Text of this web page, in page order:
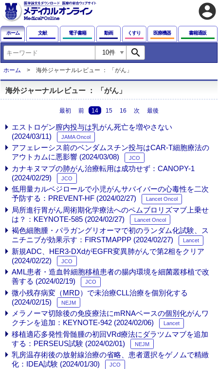
account_circle
ホーム 文献 電子書籍 動画 くすり 医療機器 書籍通販
search
ホーム 海外ジャーナルレビュー ： 「がん」
海外ジャーナルレビュー ： 「がん」
最初 前 14 15 16 次 最後
エストロゲン膣内投与は乳がん死亡を増やさない
(2024/03/11)
JAMA Oncol
アフェレーシス前のベンダムスチン投与はCAR-T細胞療法の
アウトカムに悪影響 (2024/03/08)
JCO
カナキヌマブの肺がん治療転用は成功せず：CANOPY-1
(2024/02/29)
JCO
低用量カルベジロールで小児がんサバイバーの心毒性を二次
予防する：PREVENT-HF (2024/02/27)
Lancet Oncol
局所進行胃がん周術期化学療法へのペムブロリズマブ上乗せ
は？：KEYNOTE-585 (2024/02/27)
Lancet Oncol
褐色細胞腫・パラガングリオーマで初のランダム化試験、ス
ニチニブが効果示す：FIRSTMAPPP (2024/02/27)
Lancet
新規ADC、HER3-DXdがEGFR変異肺がんで第2相をクリア
(2024/02/22)
JCO
AML患者・造血幹細胞移植患者の腸内環境を細菌叢移植で改
善する (2024/02/19)
JCO
微小残存病変（MRD）で未治療CLL治療を個別化する
(2024/02/15)
NEJM
メラノーマ切除後の免疫療法にmRNAベースの個別化がんワ
クチンを追加：KEYNOTE-942 (2024/02/06)
Lancet
移植適応多発性骨髄腫の初回VRd療法にダラツムマブを追加
する：PERSEUS試験 (2024/02/01)
NEJM
乳房温存術後の放射線治療の省略、患者選択をゲノムで精緻
化：IDEA試験 (2024/01/30)
JCO